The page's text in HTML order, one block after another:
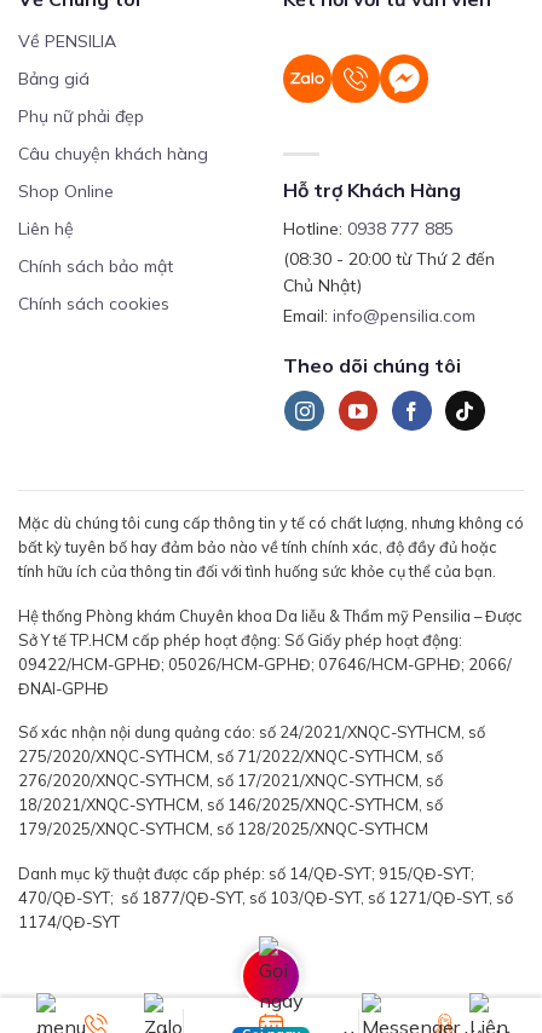
Về PENSILIA
Bảng giá
Phụ nữ phải đẹp
Câu chuyện khách hàng
Shop Online
Liên hệ
Chính sách bảo mật
Chính sách cookies
Hỗ trợ Khách Hàng
Hotline: 0938 777 885
(08:30 - 20:00 từ Thứ 2 đến
Chủ Nhật)
Email: info@pensilia.com
Theo dõi chúng tôi
Mặc dù chúng tôi cung cấp thông tin y tế có chất lượng, nhưng không có
bất kỳ tuyên bố hay đảm bảo nào về tính chính xác, độ đầy đủ hoặc
tính hữu ích của thông tin đối với tình huống sức khỏe cụ thể của bạn.
Hệ thống Phòng khám Chuyên khoa Da liễu & Thẩm mỹ Pensilia – Được
Sở Y tế TP.HCM cấp phép hoạt động: Số Giấy phép hoạt động:
09422/HCM-GPHĐ; 05026/HCM-GPHĐ; 07646/HCM-GPHĐ; 2066/
ĐNAI-GPHĐ
Số xác nhận nội dung quảng cáo: số 24/2021/XNQC-SYTHCM, số
275/2020/XNQC-SYTHCM, số 71/2022/XNQC-SYTHCM, số
276/2020/XNQC-SYTHCM, số 17/2021/XNQC-SYTHCM, số
18/2021/XNQC-SYTHCM, số 146/2025/XNQC-SYTHCM, số
179/2025/XNQC-SYTHCM, số 128/2025/XNQC-SYTHCM
Danh mục kỹ thuật được cấp phép: số 14/QĐ-SYT; 915/QĐ-SYT;
470/QĐ-SYT; số 1877/QĐ-SYT, số 103/QĐ-SYT, số 1271/QĐ-SYT, số
1174/QĐ-SYT